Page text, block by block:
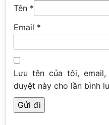
Tên *
Email *
Lưu tên của tôi,
duyệt này cho lần bình